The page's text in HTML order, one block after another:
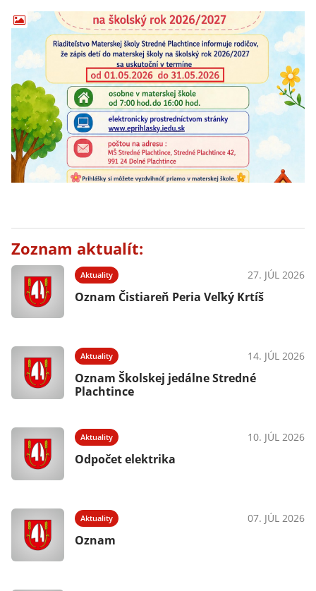
Zoznam aktualít:
Aktuality 27. JÚL 2026
Oznam Čistiareň Peria Veľký Krtíš
Aktuality 14. JÚL 2026
Oznam Školskej jedálne Stredné
Plachtince
Aktuality 10. JÚL 2026
Odpočet elektrika
Aktuality 07. JÚL 2026
Oznam